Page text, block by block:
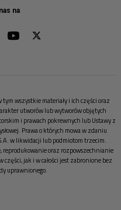
na
wszystkie materiały i ich części oraz
utworów lub wytworów objętych
i prawach pokrewnych lub Ustawy z
Prawa o których mowa w zdaniu
w likwidacji lub podmiotom trzecim.
reprodukowanie oraz rozpowszechnianie
jak i w całości jest zabronione bez
uprawnionego.